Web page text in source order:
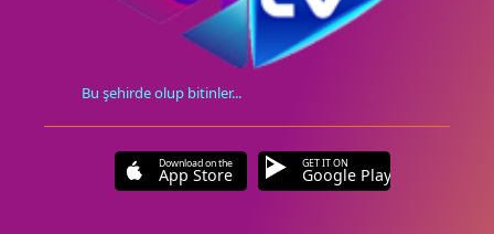
Bu şehirde olup bitinler...
Download on the
App Store
GET IT ON
Google Play